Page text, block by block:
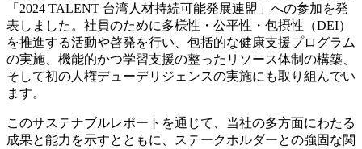
「2024 TALENT 台湾人材持続可能発展連盟」への参加を発
表しました。社員のために多様性・公平性・包摂性（DEI）
を推進する活動や啓発を行い、包括的な健康支援プログラム
の実施、機能的かつ学習支援の整ったリソース体制の構築、
そして初の人権デューデリジェンスの実施にも取り組んでい
ます。
このサステナブルレポートを通じて、当社の多方面にわたる
成果と能力を示すとともに、ステークホルダーとの強固な関